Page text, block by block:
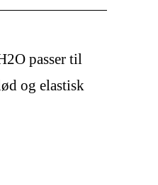
passer til
og elastisk